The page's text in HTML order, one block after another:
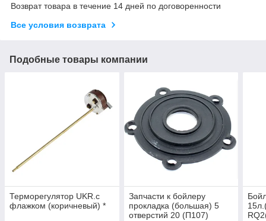
Возврат товара в течение 14 дней по договоренности
Все условия возврата
Подобные товары компании
Терморегулятор UKR.с
флажком (коричневый) *
Запчасти к бойлеру
прокладка (большая) 5
отверстий 20 (П107)